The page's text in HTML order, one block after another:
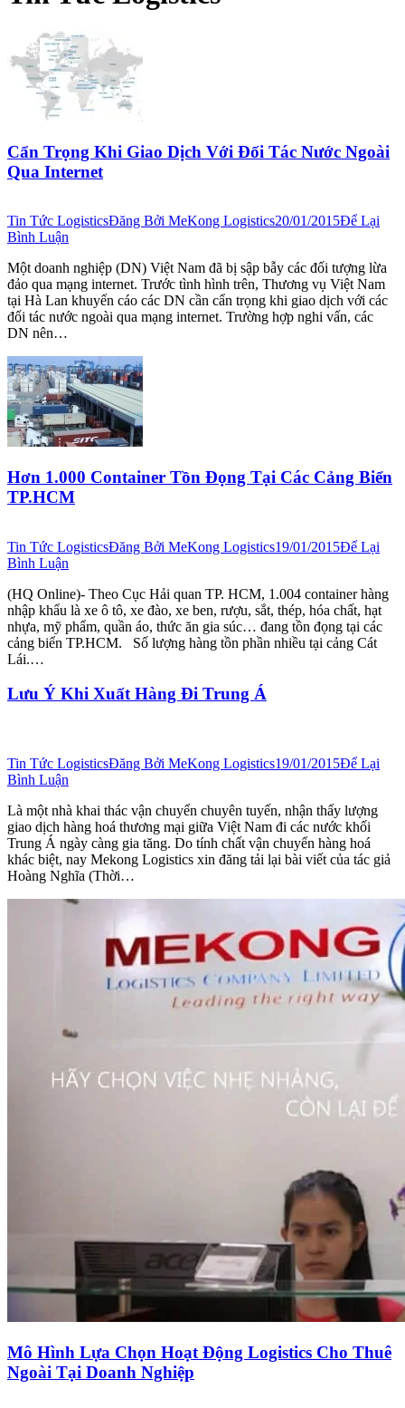
Cẩn Trọng Khi Giao Dịch Với Đối Tác Nước Ngoài
Qua Internet
Tin Tức LogisticsĐăng Bởi MeKong Logistics20/01/2015Để Lại
Bình Luận
Một doanh nghiệp (DN) Việt Nam đã bị sập bẫy các đối tượng lừa
đảo qua mạng internet. Trước tình hình trên, Thương vụ Việt Nam
tại Hà Lan khuyến cáo các DN cần cẩn trọng khi giao dịch với các
đối tác nước ngoài qua mạng internet. Trường hợp nghi vấn, các
DN nên…
Hơn 1.000 Container Tồn Đọng Tại Các Cảng Biển
TP.HCM
Tin Tức LogisticsĐăng Bởi MeKong Logistics19/01/2015Để Lại
Bình Luận
(HQ Online)- Theo Cục Hải quan TP. HCM, 1.004 container hàng
nhập khẩu là xe ô tô, xe đào, xe ben, rượu, sắt, thép, hóa chất, hạt
nhựa, mỹ phẩm, quần áo, thức ăn gia súc… đang tồn đọng tại các
cảng biển TP.HCM. Số lượng hàng tồn phần nhiều tại cảng Cát
Lái.…
Lưu Ý Khi Xuất Hàng Đi Trung Á
Tin Tức LogisticsĐăng Bởi MeKong Logistics19/01/2015Để Lại
Bình Luận
Là một nhà khai thác vận chuyển chuyên tuyến, nhận thấy lượng
giao dịch hàng hoá thương mại giữa Việt Nam đi các nước khối
Trung Á ngày càng gia tăng. Do tính chất vận chuyển hàng hoá
khác biệt, nay Mekong Logistics xin đăng tải lại bài viết của tác giả
Hoàng Nghĩa (Thời…
Mô Hình Lựa Chọn Hoạt Động Logistics Cho Thuê
Ngoài Tại Doanh Nghiệp